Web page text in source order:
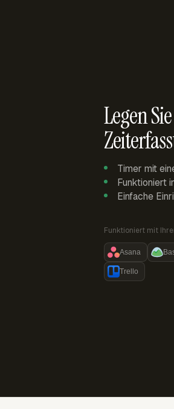
Legen
Timer mit
Funktioniert
Einfache
Funktioniert mit
Asana
Trello